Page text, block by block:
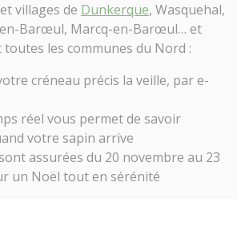
villages de Dunkerque, Wasquehal,
Barœul, Marcq-en-Barœul… et
les communes du Nord :
créneau précis la veille, par e-
réel vous permet de savoir
votre sapin arrive
assurées du 20 novembre au 23
un Noël tout en sérénité